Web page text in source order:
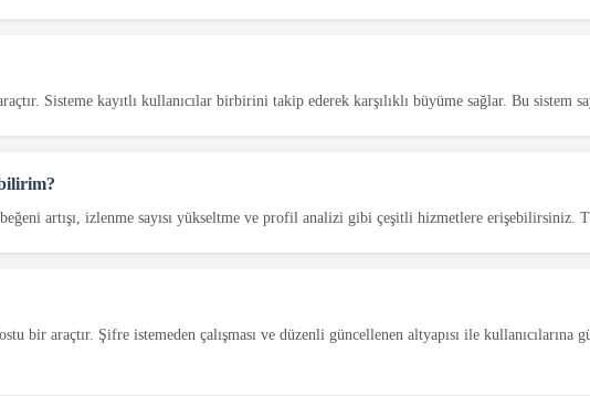
Sisteme kayıtlı kullanıcılar birbirini takip ederek karşılıklı büyüme sağlar. Bu sistem
artışı, izlenme sayısı yükseltme ve profil analizi gibi çeşitli hizmetlere erişebilirsiniz.
bir araçtır. Şifre istemeden çalışması ve düzenli güncellenen altyapısı ile